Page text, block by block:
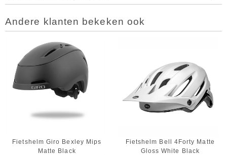
Andere klanten bekeken ook
Fietshelm Giro Bexley Mips
Matte Black
Fietshelm Bell 4Forty Matte
Gloss White Black